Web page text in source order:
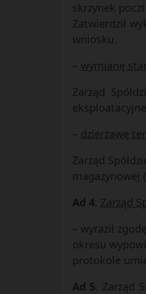
skrzynek
Zatwierdził
wniosku.
– wymianę
Zarząd
– dzierżawę
Zarząd
magazynowej
Ad 4. Zarząd
– wyraził
okresu
protokole
Ad 5. Zarząd